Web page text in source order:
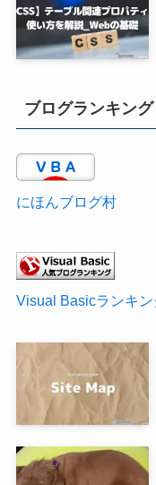
ブログランキング
にほんブログ村
Visual Basicランキン